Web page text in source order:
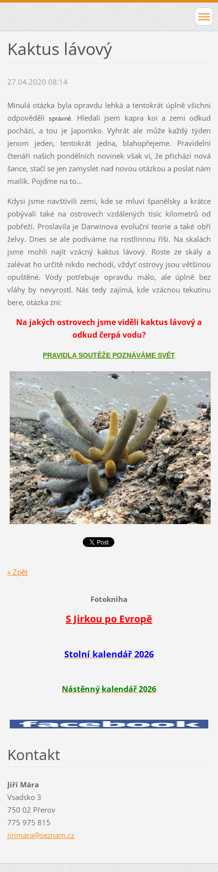
Kaktus lávový
27.04.2020 08:14
Minulá otázka byla opravdu lehká a tentokrát úplně všichni
odpovědělisprávně.
Hledali jsem kapra koi a zemi odkud
pochází, a tou je Japonsko. Vyhrát ale může každý týden
jenom jeden, tentokrát jedna, blahopřejeme. Pravidelní
čtenáři našich pondělních novinek však ví, že přichází nová
šance, stačí se jen zamyslet nad novou otázkou a poslat nám
mailík. Pojďme na to...
Kdysi jsme navštívili zemi, kde se mluví španělsky a krátce
pobývali také na ostrovech vzdálených tisíc kilometrů od
pobřeží. Proslavila je Darwinova evoluční teorie a také obří
želvy. Dnes se ale podíváme na rostlinnou říši. Na skalách
jsme mohli najít vzácný kaktus lávový. Roste ze skály a
zalévat ho určitě nikdo nechodí, vždyť ostrovy jsou většinou
opuštěné. Vody potřebuje opravdu málo, ale úplně bez
vláhy by nevyrostl. Nás tedy zajímá, kde vzácnou tekutinu
bere, otázka zní:
Na jakých ostrovech jsme viděli kaktus lávový a
odkud čerpá vodu?
PRAVIDLA SOUTĚŽE POZNÁVÁME SVĚT
« Zpět
Fotokniha
S Jirkou po Evropě
Stolní kalendář 2026
Nástěnný kalendář 2026
Kontakt
Jiří Mára
Vsadsko 3
750 02 Přerov
775 975 815
jirimara@seznam.cz